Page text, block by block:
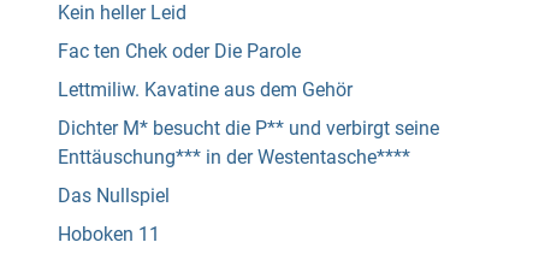
Kein heller Leid
Fac ten Chek oder Die Parole
Lettmiliw. Kavatine aus dem Gehör
Dichter M* besucht die P** und verbirgt seine
Enttäuschung*** in der Westentasche****
Das Nullspiel
Hoboken 11